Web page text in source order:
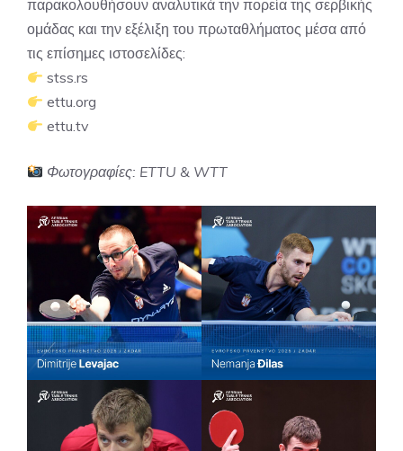
παρακολουθήσουν αναλυτικά την πορεία της σερβικής
ομάδας και την εξέλιξη του πρωταθλήματος μέσα από
τις επίσημες ιστοσελίδες:
stss.rs
ettu.org
ettu.tv
Φωτογραφίες: ETTU & WTT